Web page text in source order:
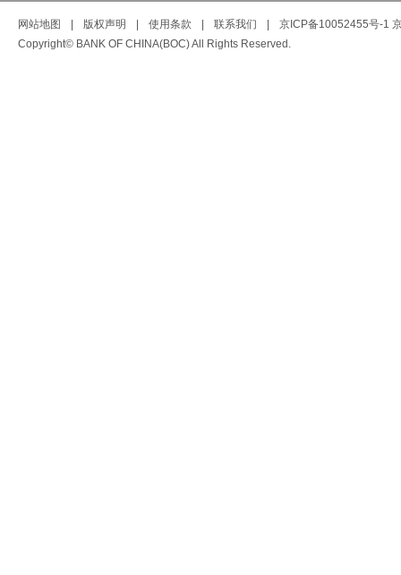
网站地图 版权声明 使用条款 联系我们 京ICP备10052455号-1
Copyright© BANK OF CHINA(BOC) All Rights Reserved.